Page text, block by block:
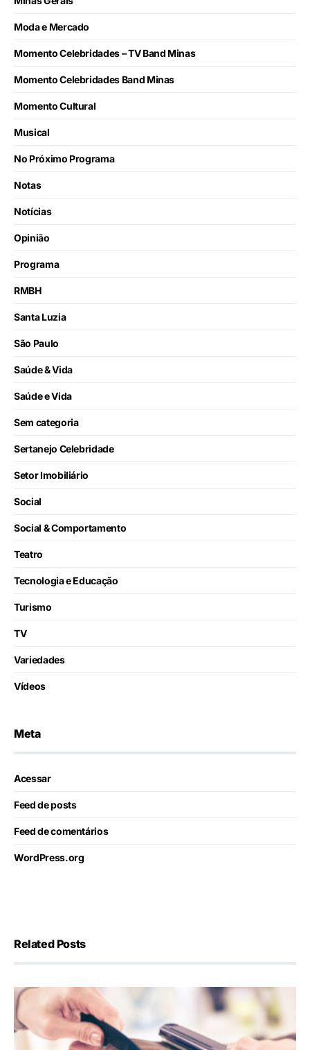
Moda e Mercado
Momento Celebridades – TV Band Minas
Momento Celebridades Band Minas
Momento Cultural
Musical
No Próximo Programa
Notas
Notícias
Opinião
Programa
RMBH
Santa Luzia
São Paulo
Saúde & Vida
Saúde e Vida
Sem categoria
Sertanejo Celebridade
Setor Imobiliário
Social
Social & Comportamento
Teatro
Tecnologia e Educação
Turismo
TV
Variedades
Vídeos
Meta
Acessar
Feed de posts
Feed de comentários
WordPress.org
Related Posts